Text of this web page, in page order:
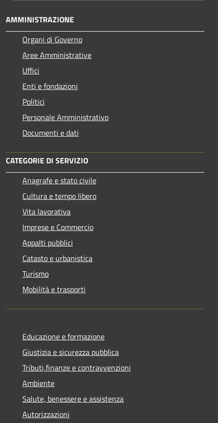
AMMINISTRAZIONE
Organi di Governo
Aree Amministrative
Uffici
Enti e fondazioni
Politici
Personale Amministrativo
Documenti e dati
CATEGORIE DI SERVIZIO
Anagrafe e stato civile
Cultura e tempo libero
Vita lavorativa
Imprese e Commercio
Appalti pubblici
Catasto e urbanistica
Turismo
Mobilità e trasporti
Educazione e formazione
Giustizia e sicurezza pubblica
Tributi,finanze e contravvenzioni
Ambiente
Salute, benessere e assistenza
Autorizzazioni